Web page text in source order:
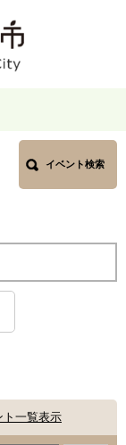
イベント検索
ト一覧表示